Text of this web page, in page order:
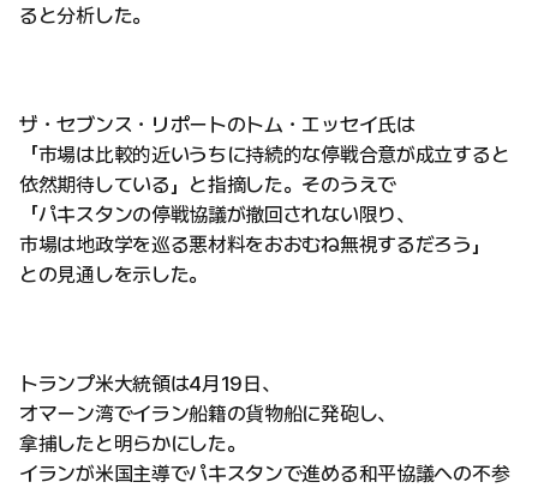
ると分析した。
ザ・セブンス・リポートのトム・エッセイ氏は
「市場は比較的近いうちに持続的な停戦合意が成立すると
依然期待している」と指摘した。そのうえで
「パキスタンの停戦協議が撤回されない限り、
市場は地政学を巡る悪材料をおおむね無視するだろう」
との見通しを示した。
トランプ米大統領は4月19日、
オマーン湾でイラン船籍の貨物船に発砲し、
拿捕したと明らかにした。
イランが米国主導でパキスタンで進める和平協議への不参